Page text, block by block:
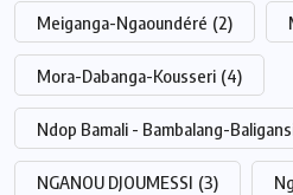
Meiganga-Ngaoundéré (2)
Mora-Dabanga-Kousseri (4)
Ndop Bamali - Bambalang-
NGANOU DJOUMESSI (3)